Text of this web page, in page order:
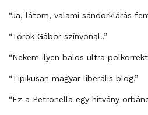
“Ja, látom, valami sándorklárás
“Török Gábor színvonal..”
“Nekem ilyen balos ultra
“Tipikusan magyar liberális blog.”
“Ez a Petronella egy hitvány